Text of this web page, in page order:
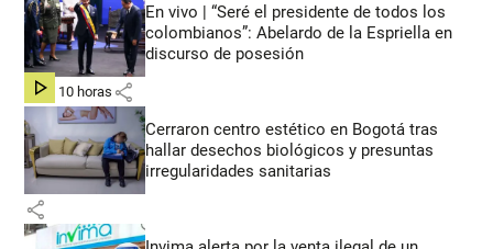
En vivo | “Seré el presidente de todos los
colombianos”: Abelardo de la Espriella en
discurso de posesión
hace 10 horas share
Cerraron centro estético en Bogotá tras
hallar desechos biológicos y presuntas
irregularidades sanitarias
share